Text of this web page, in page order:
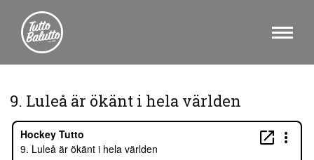
9. Luleå är ökänt i hela världen